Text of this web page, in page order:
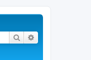
Rechercher